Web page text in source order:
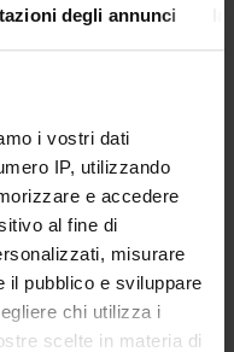
degli annunci
i vostri dati
IP, utilizzando
e accedere
al fine di
misurare
il pubblico e sviluppare
chi utilizza i
scelte in materia di